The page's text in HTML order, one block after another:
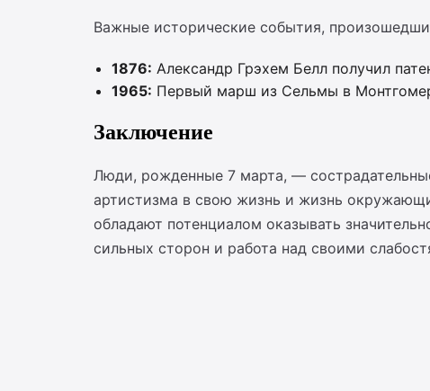
Важные исторические события,
1876: Александр Грэхем Белл получил
1965: Первый марш из Сельмы в
Заключение
Люди, рожденные 7 марта, —
артистизма в свою жизнь и жизнь
обладают потенциалом оказывать
сильных сторон и работа над своими